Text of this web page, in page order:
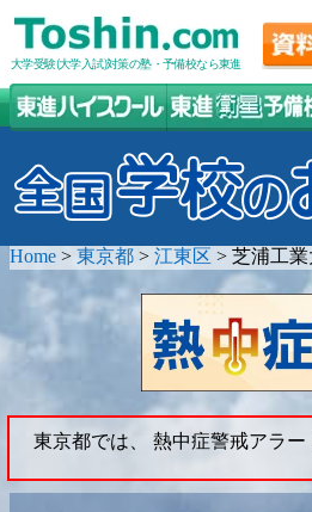
大学受験(大学入試)対策の塾・予備校なら東進
Home > 東京都 > 江東区 > 芝浦工
東京都では、 熱中症警戒アラー